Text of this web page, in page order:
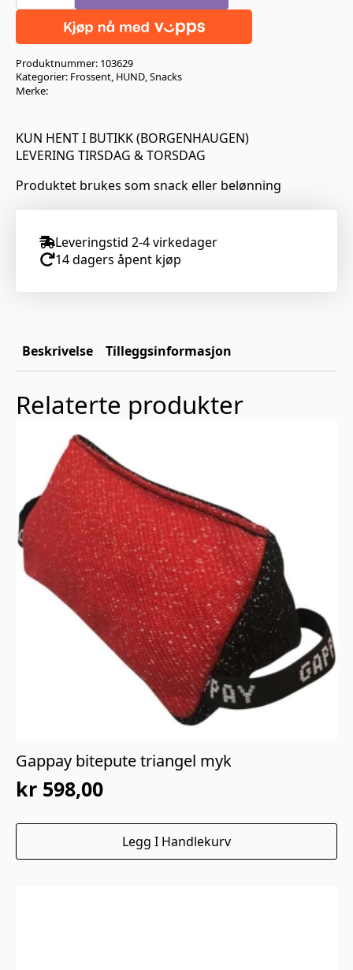
Kalkunhals
antall
Produktnummer: 103629
Kategorier: Frossent, HUND,Snacks
Merke:
KUN HENT I BUTIKK (BORGENHAUGEN)
LEVERING TIRSDAG & TORSDAG
Produktet brukes som snack eller belønning
Leveringstid 2-4 virkedager
14 dagers åpent kjøp
Beskrivelse Tilleggsinformasjon
Relaterte produkter
Gappay bitepute triangel myk
kr 598,00
Legg I Handlekurv